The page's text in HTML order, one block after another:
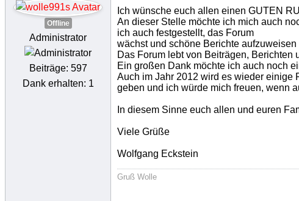
Offline
Administrator
Beiträge: 597
Dank erhalten: 1
Ich wünsche euch allen einen GUTEN
An dieser Stelle möchte ich mich auch
ich auch festgestellt, das Forum
wächst und schöne Berichte aufzuweisen
Das Forum lebt von Beiträgen,
Ein großen Dank möchte ich auch noch
Auch im Jahr 2012 wird es wieder einige
geben und ich würde mich freuen, wenn
In diesem Sinne euch allen und euren
Viele Grüße
Wolfgang Eckstein
Gruß Wolle